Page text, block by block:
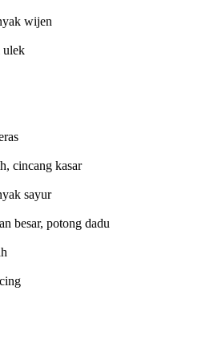
wijen
ulek
cincang kasar
sayur
besar, potong dadu